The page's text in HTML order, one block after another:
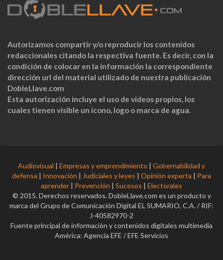
Autorizamos compartir y/o reproducir los contenidos
redaccionales citando la respectiva fuente. Es decir, con la
condición de colocar en la información la correspondiente
dirección url del material utilizado de nuestra publicación
DobleLlave.com
Esta autorización incluye el uso de videos propios, los
cuales tienen visible un ícono, logo o marca de agua.
Audiovisual | Empresas y emprendimiento | Gobernabilidad y
defensa | Innovación | Judiciales y leyes | Opinión experta | Para
aprender | Prevención | Sucesos | Electorales
© 2015. Derechos reservados. DobleLlave.com es un producto y
marca del Grupo de Comunicación Digital EL SUMARIO, C.A. / RIF:
J-40582970-2
Fuente principal de información y contenidos digitales multimedia
América: Agencia EFE / EFE Servicios